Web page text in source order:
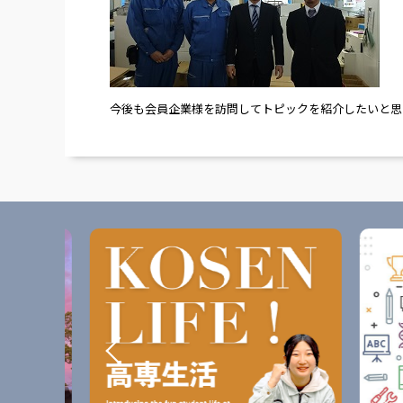
今後も会員企業様を訪問してトピックを紹介したいと